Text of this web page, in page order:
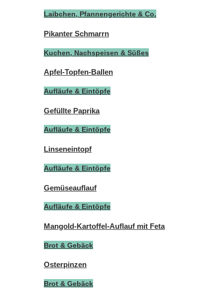
Laibchen, Pfannengerichte & Co.
Pikanter Schmarrn
Kuchen, Nachspeisen & Süßes
Apfel-Topfen-Ballen
Aufläufe & Eintöpfe
Gefüllte Paprika
Aufläufe & Eintöpfe
Linseneintopf
Aufläufe & Eintöpfe
Gemüseauflauf
Aufläufe & Eintöpfe
Mangold-Kartoffel-Auflauf mit Feta
Brot & Gebäck
Osterpinzen
Brot & Gebäck